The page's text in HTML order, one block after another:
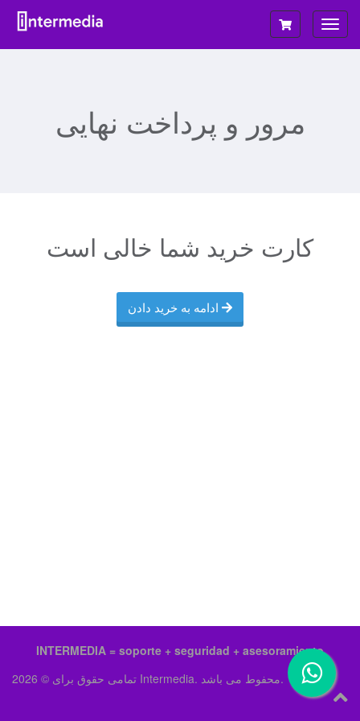
تغییر
مرور و پرداخت نهایی
کارت خرید شما خالی است
INTERMEDIA = soporte + seguridad + asesoramiento
تمامی حقوق برای © 2026 Intermedia. محفوط می باشد.